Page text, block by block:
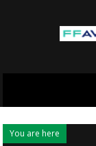
You are here